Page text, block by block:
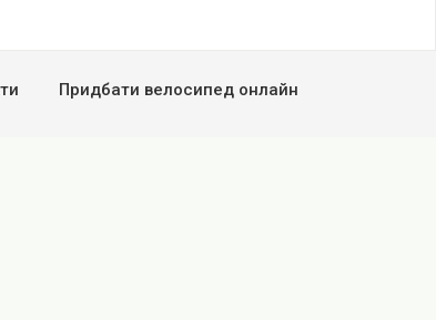
Придбати велосипед онлайн